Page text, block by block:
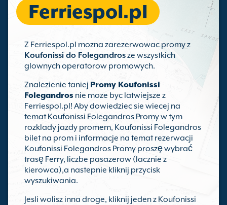
Ferriespol.pl
Z Ferriespol.pl mozna zarezerwowac promy z
Koufonissi do Folegandrosze wszystkich
glownych operatorow promowych.
Znalezienie taniej Promy Koufonissi
Folegandros nie moze byc latwiejsze z
Ferriespol.pl! Aby dowiedziec sie wiecej na
temat Koufonissi Folegandros Promy w tym
rozklady jazdy promem, Koufonissi Folegandros
bilet na prom i informacje na temat rezerwacji
Koufonissi Folegandros Promy proszę wybrać
trasę Ferry, liczbe pasazerow (lacznie z
kierowca),a nastepnie kliknij przycisk
wyszukiwania.
Jesli wolisz inna droge, kliknij jeden z Koufonissi